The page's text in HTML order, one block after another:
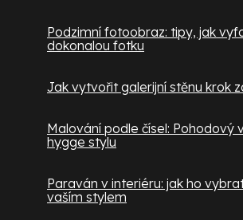
Podzimní fotoobraz: tipy, jak
dokonalou fotku
Jak vytvořit galerijní stěnu krok
Malování podle čísel: Pohodový
hygge stylu
Paraván v interiéru: jak ho
vaším stylem